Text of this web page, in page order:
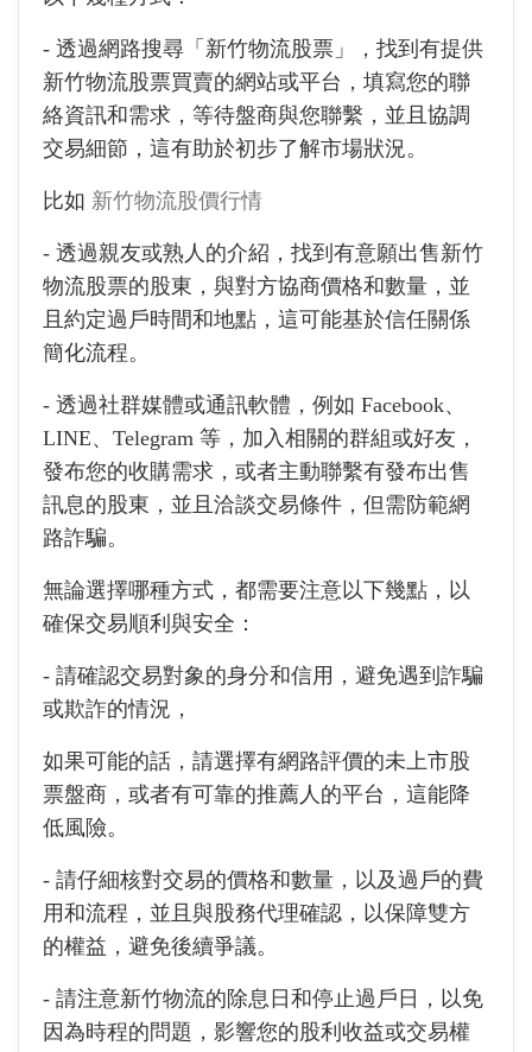
- 透過網路搜尋「新竹物流股票」，找到有提供
新竹物流股票買賣的網站或平台，填寫您的聯
絡資訊和需求，等待盤商與您聯繫，並且協調
交易細節，這有助於初步了解市場狀況。
比如 新竹物流股價行情
- 透過親友或熟人的介紹，找到有意願出售新竹
物流股票的股東，與對方協商價格和數量，並
且約定過戶時間和地點，這可能基於信任關係
簡化流程。
- 透過社群媒體或通訊軟體，例如 Facebook、
LINE、Telegram 等，加入相關的群組或好友，
發布您的收購需求，或者主動聯繫有發布出售
訊息的股東，並且洽談交易條件，但需防範網
路詐騙。
無論選擇哪種方式，都需要注意以下幾點，以
確保交易順利與安全：
- 請確認交易對象的身分和信用，避免遇到詐騙
或欺詐的情況，
如果可能的話，請選擇有網路評價的未上市股
票盤商，或者有可靠的推薦人的平台，這能降
低風險。
- 請仔細核對交易的價格和數量，以及過戶的費
用和流程，並且與股務代理確認，以保障雙方
的權益，避免後續爭議。
- 請注意新竹物流的除息日和停止過戶日，以免
因為時程的問題，影響您的股利收益或交易權